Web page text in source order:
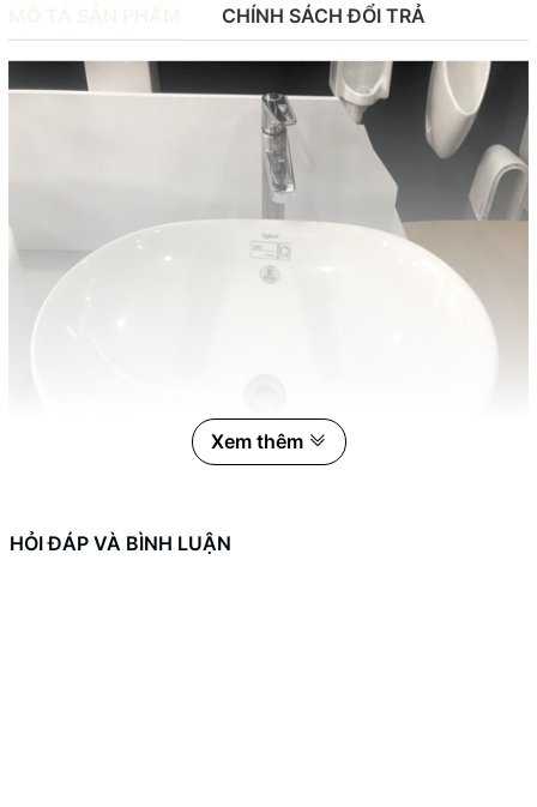
CHÍNH SÁCH ĐỔI TRẢ
Xem thêm
HỎI ĐÁP VÀ BÌNH LUẬN